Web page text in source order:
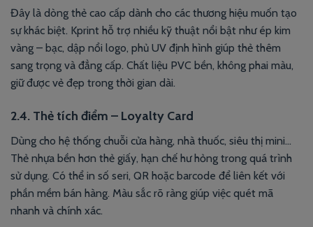
Đây là dòng thẻ cao cấp dành cho các thương hiệu muốn tạo
sự khác biệt. Kprint hỗ trợ nhiều kỹ thuật nổi bật như ép kim
vàng – bạc, dập nổi logo, phủ UV định hình giúp thẻ thêm
sang trọng và đẳng cấp. Chất liệu PVC bền, không phai màu,
giữ được vẻ đẹp trong thời gian dài.
2.4. Thẻ tích điểm – Loyalty Card
Dùng cho hệ thống chuỗi cửa hàng, nhà thuốc, siêu thị mini…
Thẻ nhựa bền hơn thẻ giấy, hạn chế hư hỏng trong quá trình
sử dụng. Có thể in số seri, QR hoặc barcode để liên kết với
phần mềm bán hàng. Màu sắc rõ ràng giúp việc quét mã
nhanh và chính xác.